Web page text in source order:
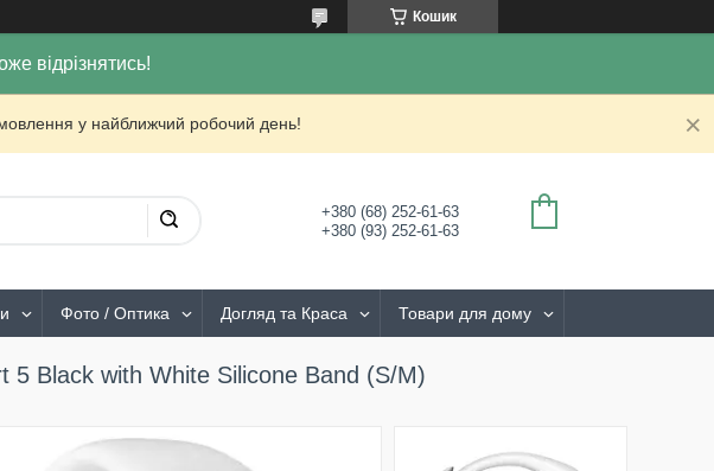
Кошик
відрізнятись!
у найближчий робочий день!
+380 (68) 252-61-63
+380 (93) 252-61-63
Фото / Оптика Догляд та Краса Товари для дому
5 Black with White Silicone Band (S/M)